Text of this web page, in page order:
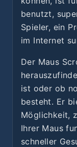
benutzt,
Spieler, ein
im Internet
Der Maus
ist oder ob
besteht. Er
Möglichkeit,
Ihrer Maus
schneller